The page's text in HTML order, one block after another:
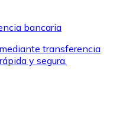
para comprar
bancaria
transferencia
y segura.